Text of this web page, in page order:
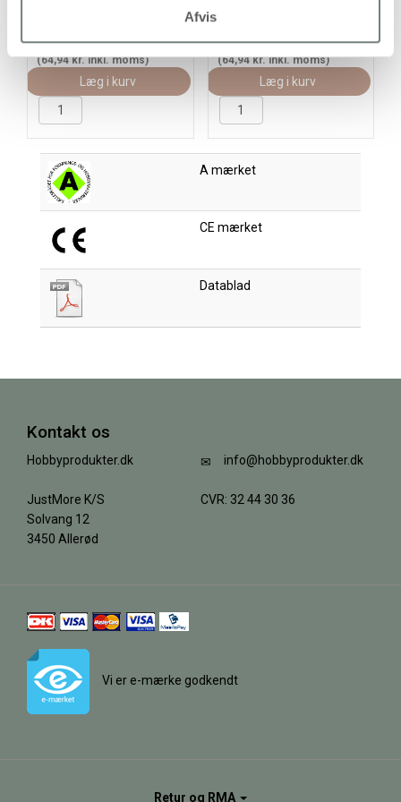
Afvis
inkl. moms
(64,94 kr. inkl. moms)
Læg i kurv
inkl. moms
(64,94 kr. inkl. moms)
Læg i kurv
A mærket
CE mærket
Datablad
Kontakt os
Hobbyprodukter.dk
JustMore K/S
Solvang 12
3450 Allerød
info@hobbyprodukter.dk
CVR: 32 44 30 36
Vi er e-mærke godkendt
Retur og RMA